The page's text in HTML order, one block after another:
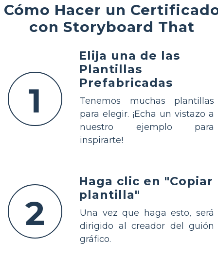
Cómo Hacer un
con Storyboard That
1
Elija una de las
Plantillas
Prefabricadas
Tenemos muchas plantillas
para elegir. ¡Echa un vistazo a
nuestro ejemplo para
inspirarte!
2
Haga clic en "Copiar
plantilla"
Una vez que haga esto, será
dirigido al creador del guión
gráfico.